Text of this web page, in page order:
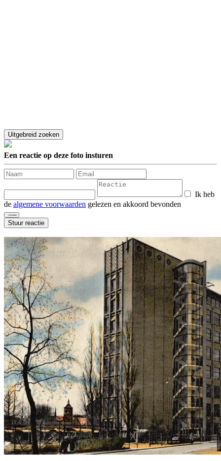
Een reactie op deze foto insturen
Ik heb
de algemene voorwaarden gelezen en akkoord bevonden